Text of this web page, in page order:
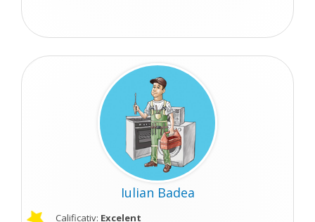
Iulian Badea
Calificativ: Excelent